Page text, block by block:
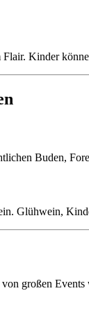
Kinder
Buden,
Glühwein,
großen